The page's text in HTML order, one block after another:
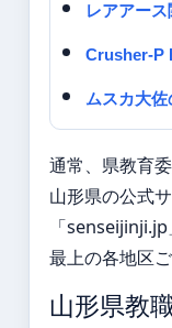
レアアー
Crusher-P
ムスカ大
通常、県教育
山形県の公式
「
最上の各地区
山形県教